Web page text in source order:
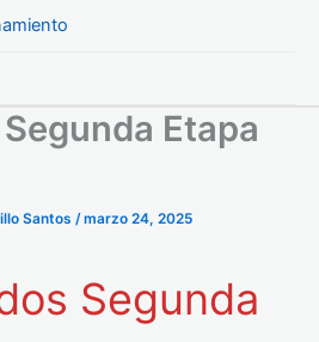
Etapa
Santos /marzo 24, 2025
Segunda